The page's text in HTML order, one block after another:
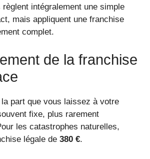
intégralement une simple
mais appliquent une franchise
complet.
de la franchise
part que vous laissez à votre
fixe, plus rarement
les catastrophes naturelles,
légale de 380 €.